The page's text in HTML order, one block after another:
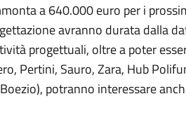
a 640.000 euro per i
avranno durata dalla
progettuali, oltre a poter
Pertini, Sauro, Zara, Hub
potranno interessare